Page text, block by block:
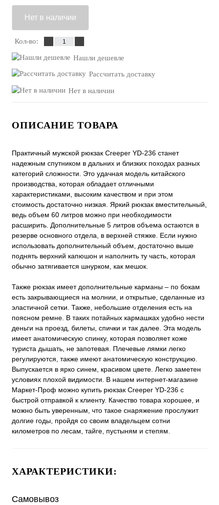
Нет в наличии
Кол-во:
Нашли дешевле
Рассчитать доставку
Нет в наличии
ОПИСАНИЕ ТОВАРА
Практичный мужской рюкзак Creeper YD-236 станет
надежным спутником в дальних и близких походах разных
категорий сложности. Это удачная модель китайского
производства, которая обладает отличными
характеристиками, высоким качеством и при этом
стоимость достаточно низкая. Яркий рюкзак вместительный,
ведь объем 60 литров можно при необходимости
расширить. Дополнительные 5 литров объема остаются в
резерве основного отдела, в верхней стяжке. Если нужно
использовать дополнительный объем, достаточно выше
поднять верхний капюшон и наполнить ту часть, которая
обычно затягивается шнурком, как мешок.
Также рюкзак имеет дополнительные карманы – по бокам
есть закрывающиеся на молнии, и открытые, сделанные из
эластичной сетки. Также, небольшие отделения есть на
поясном ремне. В таких потайных кармашках удобно нести
деньги на проезд, билеты, спички и так далее. Эта модель
имеет анатомическую спинку, которая позволяет коже
туриста дышать, не запотевая. Плечевые лямки легко
регулируются, также имеют анатомическую конструкцию.
Выпускается в ярко синем, красивом цвете. Легко заметен
условиях плохой видимости. В нашем интернет-магазине
Маркет-Проф можно купить рюкзак Creeper YD-236 с
быстрой отправкой к клиенту. Качество товара хорошее, и
можно быть уверенным, что такое снаряжение прослужит
долгие годы, пройдя со своим владельцем сотни
километров по лесам, тайге, пустыням и степям.
ХАРАКТЕРИСТИКИ:
Самовывоз